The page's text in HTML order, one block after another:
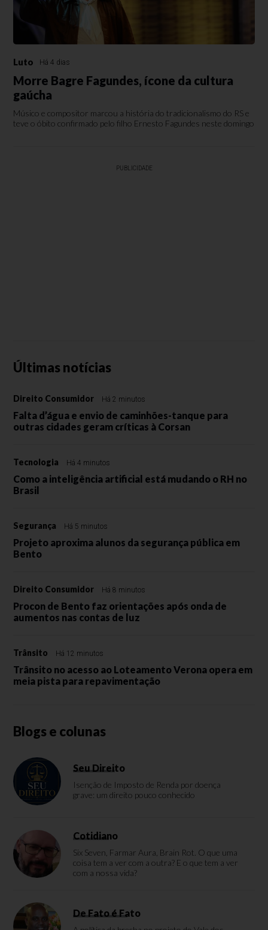
Luto Há 4 dias
Morre Bagre Fagundes, ícone da cultura
gaúcha
Músico e compositor marcou a história do tradicionalismo do RS e
teve o óbito confirmado pelo filho Ernesto Fagundes neste domingo
PUBLICIDADE
Últimas notícias
Direito Consumidor Há 2 minutos
Falta d’água e envio de caminhões-tanque para
outras cidades geram críticas à Corsan
Tecnologia Há 4 minutos
Como a inteligência artificial está mudando o RH no
Brasil
Segurança Há 5 minutos
Projeto aproxima alunos da segurança pública em
Bento
Direito Consumidor Há 8 minutos
Procon de Bento faz orientações após onda de
aumentos nas contas de luz
Trânsito Há 12 minutos
Trânsito no acesso ao Loteamento Verona opera em
meia pista para repavimentação
Blogs e colunas
Seu Direito
Isenção de Imposto de Renda por doença
grave: um direito pouco conhecido
Cotidiano
Six Seven, Farmar Aura, Brain Rot. O que uma
coisa tem a ver com a outra? E o que tem a ver
com a nossa vida?
De Fato é Fato